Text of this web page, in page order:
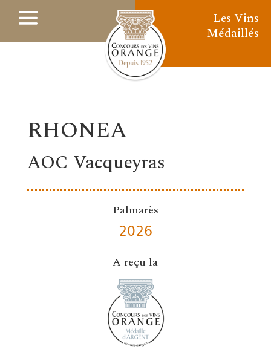
Les Vins
Médaillés
RHONEA
AOC Vacqueyras
Palmarès
2026
A reçu la